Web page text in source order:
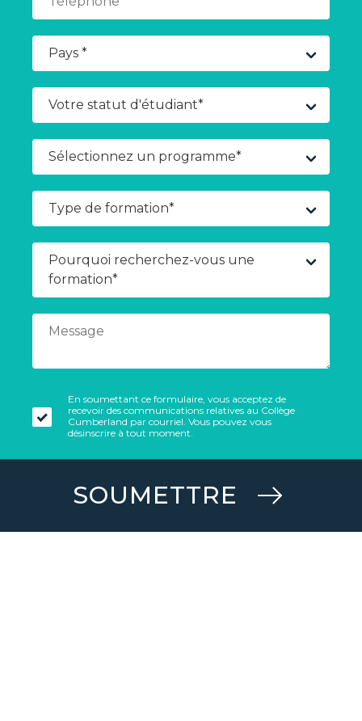
En soumettant ce formulaire, vous acceptez de
recevoir des communications relatives au Collège
Cumberland par courriel. Vous pouvez vous
désinscrire à tout moment.
SOUMETTRE